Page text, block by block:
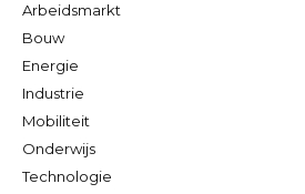
Arbeidsmarkt
Bouw
Energie
Industrie
Mobiliteit
Onderwijs
Technologie